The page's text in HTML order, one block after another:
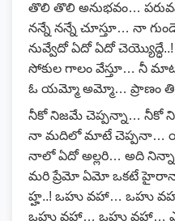
తొలి తొలి అనుభవం…
నన్నే నన్నే చూస్తూ… నా
నువ్వేదో ఏదో ఏదో చెయ్యొద్ధే..!
సోకుల గాలం వేస్తూ… నీ
ఓ యమ్మో అమ్మో… ప్రాణం
నీకో నిజమే చెప్పన్నా… నీకో
నా మదిలో మాటే చెప్పనా…
నాలో ఏదో అల్లరి… అది
మరి ప్రేమో ఏమో ఒకటే
హ్హ..! ఒహు వహా… ఒహు
ఒహు వహా… ఒహు వహా…